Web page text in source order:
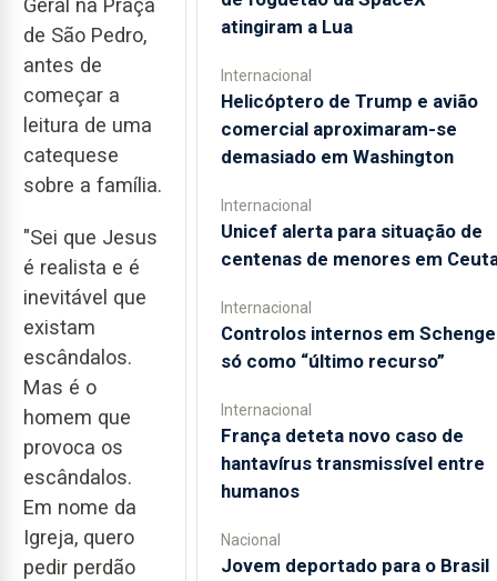
Geral na Praça
de São Pedro,
antes de
começar a
leitura de uma
catequese
sobre a família.
"Sei que Jesus
é realista e é
inevitável que
existam
escândalos.
Mas é o
homem que
provoca os
escândalos.
Em nome da
Igreja, quero
pedir perdão
atingiram a Lua
Internacional
Helicóptero de Trump e avião
comercial aproximaram-se
demasiado em Washington
Internacional
Unicef alerta para situação de
centenas de menores em
Internacional
Controlos internos em
só como “último recurso”
Internacional
França deteta novo caso de
hantavírus transmissível entre
humanos
Nacional
Jovem deportado para o Brasil